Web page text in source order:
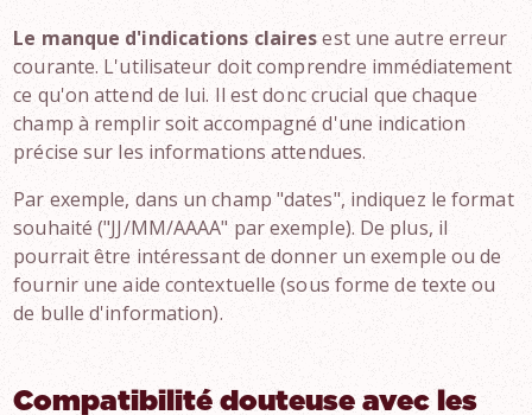
Le manque d'indications clairesest une autre erreur
courante. L'utilisateur doit comprendre immédiatement
ce qu'on attend de lui. Il est donc crucial que chaque
champ à remplir soit accompagné d'une indication
précise sur les informations attendues.
Par exemple, dans un champ "dates", indiquez le format
souhaité ("JJ/MM/AAAA" par exemple). De plus, il
pourrait être intéressant de donner un exemple ou de
fournir une aide contextuelle (sous forme de texte ou
de bulle d'information).
Compatibilité douteuse avec les